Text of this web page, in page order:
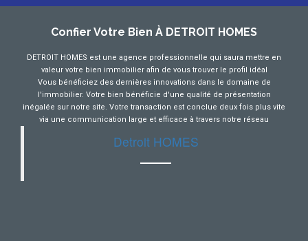
Confier Votre Bien À DETROIT HOMES
DETROIT HOMES est une agence professionnelle qui saura mettre en
valeur votre bien immobilier afin de vous trouver le profil idéal
Vous bénéficiez des dernières innovations dans le domaine de
l'immobilier. Votre bien bénéficie d'une qualité de présentation
inégalée sur notre site. Votre transaction est conclue deux fois plus vite
via une communication large et efficace à travers notre réseau
Detroit HOMES